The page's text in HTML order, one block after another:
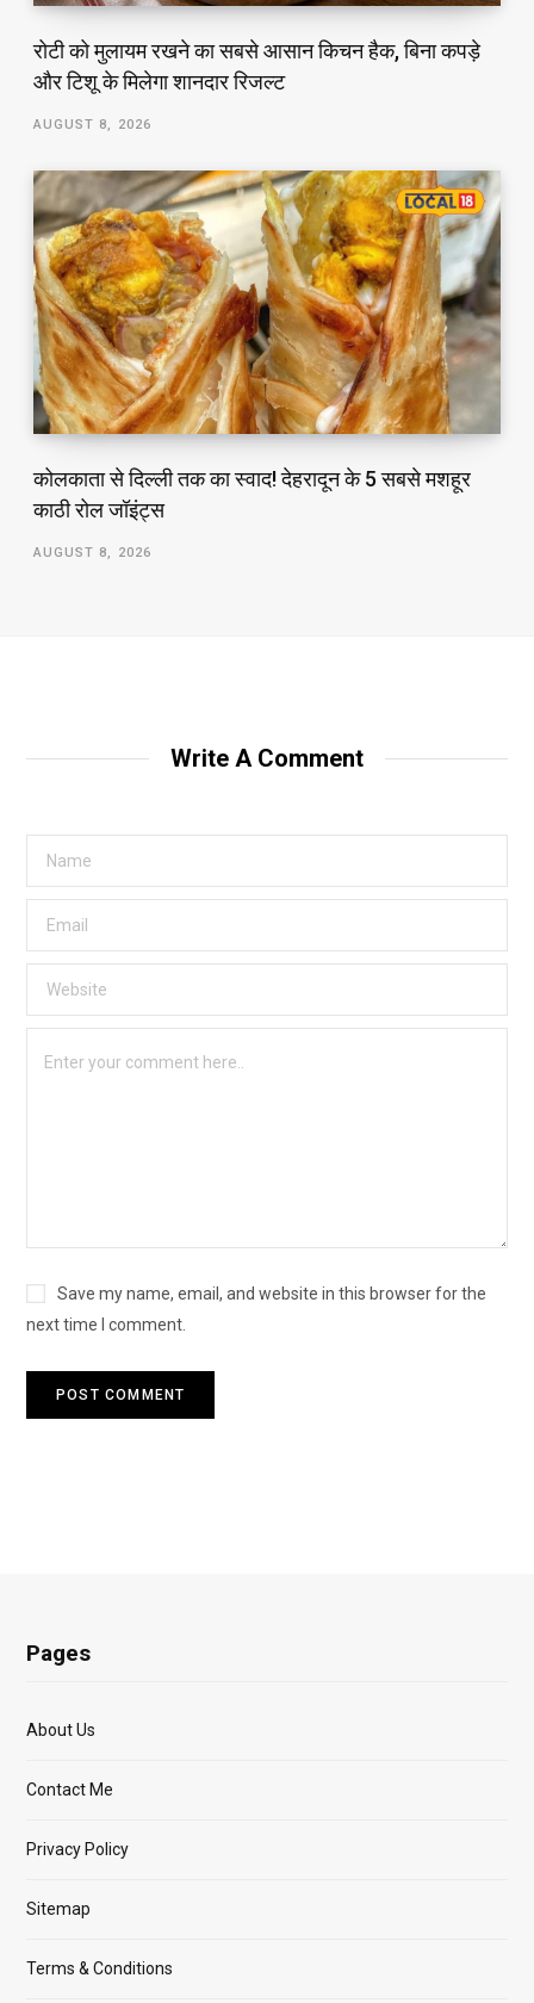
रोटी को मुलायम रखने का सबसे आसान किचन हैक, बिना कपड़े
और टिशू के मिलेगा शानदार रिजल्ट
AUGUST 8, 2026
कोलकाता से दिल्ली तक का स्वाद! देहरादून के 5 सबसे मशहूर
काठी रोल जॉइंट्स
AUGUST 8, 2026
Write A Comment
Save my name, email, and website in this browser for the
next time I comment.
Pages
About Us
Contact Me
Privacy Policy
Sitemap
Terms & Conditions